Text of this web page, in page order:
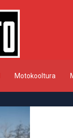
Motokooltura